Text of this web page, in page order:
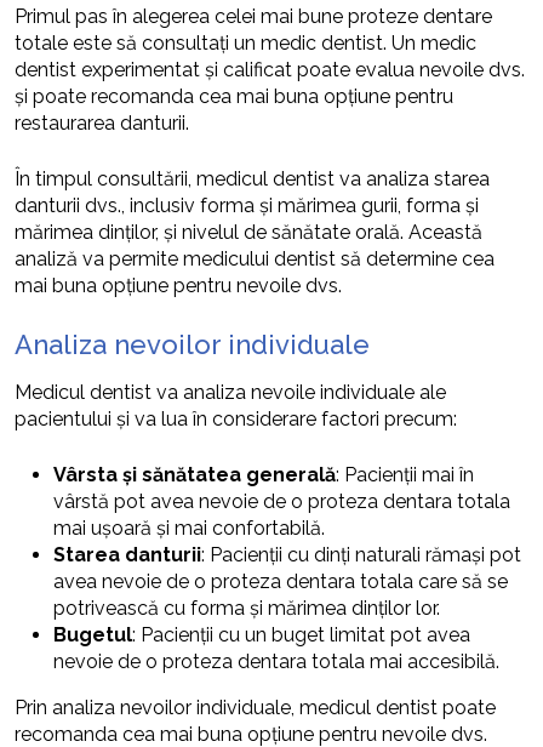
Primul pas în alegerea celei mai bune proteze dentare
totale este să consultați un medic dentist. Un medic
dentist experimentat și calificat poate evalua nevoile dvs.
și poate recomanda cea mai buna opțiune pentru
restaurarea danturii.
În timpul consultării, medicul dentist va analiza starea
danturii dvs., inclusiv forma și mărimea gurii, forma și
mărimea dinților, și nivelul de sănătate orală. Această
analiză va permite medicului dentist să determine cea
mai buna opțiune pentru nevoile dvs.
Analiza nevoilor individuale
Medicul dentist va analiza nevoile individuale ale
pacientului și va lua în considerare factori precum:
Vârsta și sănătatea generală: Pacienții mai în
vârstă pot avea nevoie de o proteza dentara totala
mai ușoară și mai confortabilă.
Starea danturii: Pacienții cu dinți naturali rămași pot
avea nevoie de o proteza dentara totala care să se
potrivească cu forma și mărimea dinților lor.
Bugetul: Pacienții cu un buget limitat pot avea
nevoie de o proteza dentara totala mai accesibilă.
Prin analiza nevoilor individuale, medicul dentist poate
recomanda cea mai buna opțiune pentru nevoile dvs.